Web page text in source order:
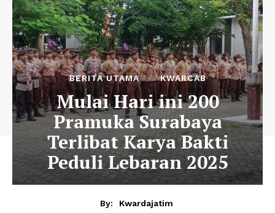
BERITA UTAMA KWARCAB
Mulai Hari ini 200
Pramuka Surabaya
Terlibat Karya Bakti
Peduli Lebaran 2025
By:
Kwardajatim